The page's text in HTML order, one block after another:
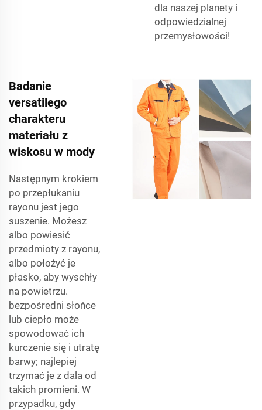
dla naszej planety i
odpowiedzialnej
przemysłowości!
Badanie
versatilego
charakteru
materiału z
wiskosu w mody
Następnym krokiem
po przepłukaniu
rayonu jest jego
suszenie. Możesz
albo powiesić
przedmioty z rayonu,
albo położyć je
płasko, aby wyschły
na powietrzu.
bezpośredni słońce
lub ciepło może
spowodować ich
kurczenie się i utratę
barwy; najlepiej
trzymać je z dala od
takich promieni. W
przypadku, gdy